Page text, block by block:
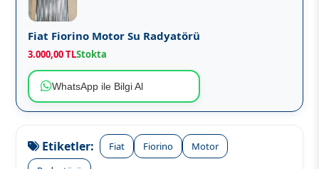
Fiat Fiorino Motor Su Radyatörü
3.000,00 TLStokta
WhatsApp ile Bilgi Al
Etiketler: Fiat Fiorino
Motor